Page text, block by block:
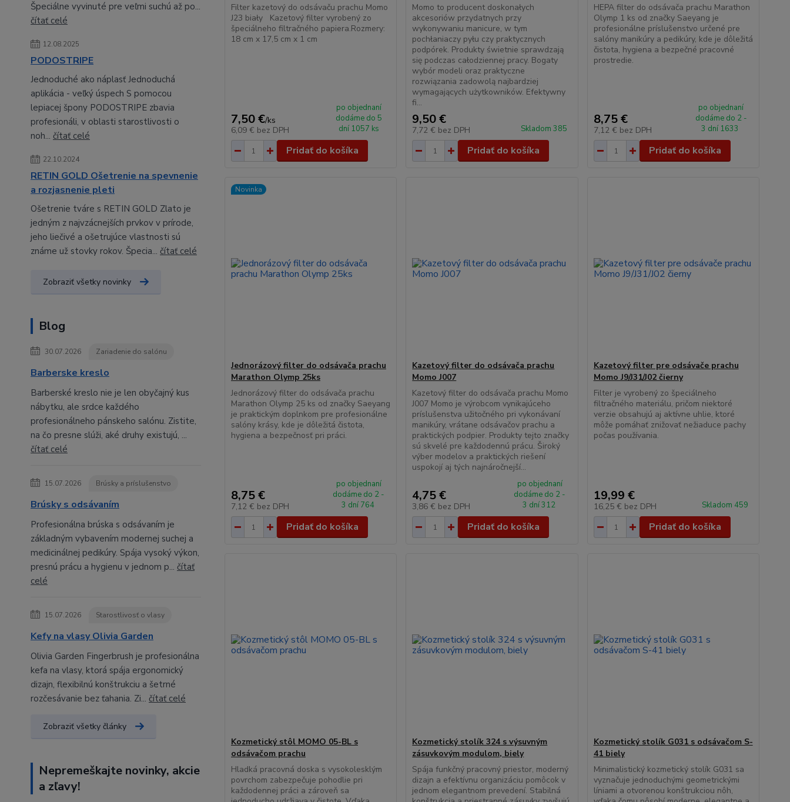
Špeciálne vyvinuté pre veľmi suchú až po...
čítať celé
12.08.2025
PODOSTRIPE
Jednoduché ako náplasť Jednoduchá
aplikácia - veľký úspech S pomocou
lepiacej špony PODOSTRIPE zbavia
profesionáli, v oblasti starostlivosti o
noh... čítať celé
22.10.2024
RETIN GOLD Ošetrenie na spevnenie
a rozjasnenie pleti
Ošetrenie tváre s RETIN GOLD Zlato je
jedným z najvzácnejších prvkov v prírode,
jeho liečivé a ošetrujúce vlastnosti sú
známe už stovky rokov. Špecia... čítať celé
Zobraziť všetky novinky
Blog
30.07.2026 Zariadenie do salónu
Barberske kreslo
Barberské kreslo nie je len obyčajný kus
nábytku, ale srdce každého
profesionálneho pánskeho salónu. Zistite,
na čo presne slúži, aké druhy existujú, ...
čítať celé
15.07.2026 Brúsky a príslušenstvo
Brúsky s odsávaním
Profesionálna brúska s odsávaním je
základným vybavením modernej suchej a
medicinálnej pedikúry. Spája vysoký výkon,
presnú prácu a hygienu v jednom p... čítať
celé
15.07.2026 Starostlivosť o vlasy
Kefy na vlasy Olivia Garden
Olivia Garden Fingerbrush je profesionálna
kefa na vlasy, ktorá spája ergonomický
dizajn, flexibilnú konštrukciu a šetrné
rozčesávanie bez ťahania. Zi... čítať celé
Zobraziť všetky články
Nepremeškajte novinky, akcie
a zľavy!
Filter kazetový do odsávaču prachu Momo
J23 biały Kazetový filter vyrobený zo
špeciálneho filtračného papiera.Rozmery:
18 cm x 17,5 cm x 1 cm
7,50 €/ks
6,09 € bez DPH
po objednaní
dodáme do 5
dní 1057 ks
Pridať do košíka
Momo to producent doskonałych
akcesoriów przydatnych przy
wykonywaniu manicure, w tym
pochłaniaczy pyłu czy praktycznych
podpórek. Produkty świetnie sprawdzają
się podczas całodziennej pracy. Bogaty
wybór modeli oraz praktyczne
rozwiązania zadowolą najbardziej
wymagających użytkowników. Efektywny
fi...
9,50 €
7,72 € bez DPH Skladom 385
Pridať do košíka
HEPA filter do odsávača prachu Marathon
Olymp 1 ks od značky Saeyang je
profesionálne príslušenstvo určené pre
salóny manikúry a pedikúry, kde je dôležitá
čistota, hygiena a bezpečné pracovné
prostredie.
8,75 €
7,12 € bez DPH
po objednaní
dodáme do 2 -
3 dní 1633
Pridať do košíka
Novinka
Jednorázový filter do odsávača prachu
Marathon Olymp 25ks
Jednorázový filter do odsávača prachu
Marathon Olymp 25 ks od značky Saeyang
je praktickým doplnkom pre profesionálne
salóny krásy, kde je dôležitá čistota,
hygiena a bezpečnosť pri práci.
8,75 €
7,12 € bez DPH
po objednaní
dodáme do 2 -
3 dní 764
Pridať do košíka
Kazetový filter do odsávača prachu
Momo J007
Kazetový filter do odsávača prachu Momo
J007 Momo je výrobcom vynikajúceho
príslušenstva užitočného pri vykonávaní
manikúry, vrátane odsávačov prachu a
praktických podpier. Produkty tejto značky
sú skvelé pre každodennú prácu. Široký
výber modelov a praktických riešení
uspokojí aj tých najnáročnejší...
4,75 €
3,86 € bez DPH
po objednaní
dodáme do 2 -
3 dní 312
Pridať do košíka
Kazetový filter pre odsávače prachu
Momo J9/J31/J02 čierny
Filter je vyrobený zo špeciálneho
filtračného materiálu, pričom niektoré
verzie obsahujú aj aktívne uhlie, ktoré
môže pomáhať znižovať nežiaduce pachy
počas používania.
19,99 €
16,25 € bez DPH Skladom 459
Pridať do košíka
Kozmetický stôl MOMO 05-BL s
odsávačom prachu
Hladká pracovná doska s vysokolesklým
povrchom zabezpečuje pohodlie pri
každodennej práci a zároveň sa
Kozmetický stolík 324 s výsuvným
zásuvkovým modulom, biely
Spája funkčný pracovný priestor, moderný
dizajn a efektívnu organizáciu pomôcok v
jednom elegantnom prevedení. Stabilná
Kozmetický stolík G031 s odsávačom S-
41 biely
Minimalistický kozmetický stolík G031 sa
vyznačuje jednoduchými geometrickými
líniami a otvorenou konštrukciou nôh,